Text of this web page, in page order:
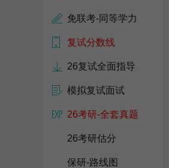
免联考-同等学力
复试分数线
26复试全面指导
模拟复试面试
26考研-全套真题
26考研估分
保研-路线图